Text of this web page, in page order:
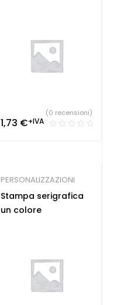
1,73 €+IVA
(0 recensioni)
PERSONALIZZAZIONI
Stampa serigrafica
un colore